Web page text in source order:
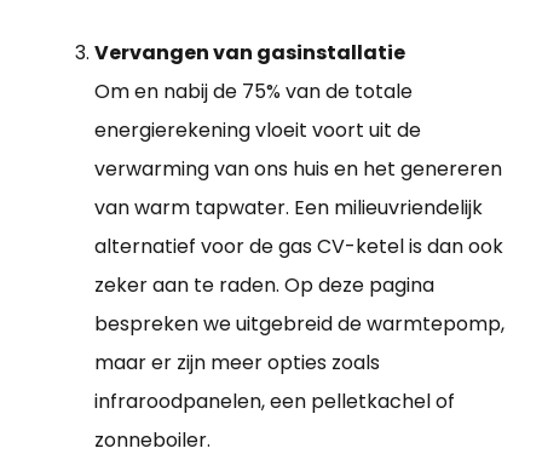
Vervangen van gasinstallatie
Om en nabij de 75% van de totale
energierekening vloeit voort uit de
verwarming van ons huis en het genereren
van warm tapwater. Een milieuvriendelijk
alternatief voor de gas CV-ketel is dan ook
zeker aan te raden. Op deze pagina
bespreken we uitgebreid de warmtepomp,
maar er zijn meer opties zoals
infraroodpanelen, een pelletkachel of
zonneboiler.